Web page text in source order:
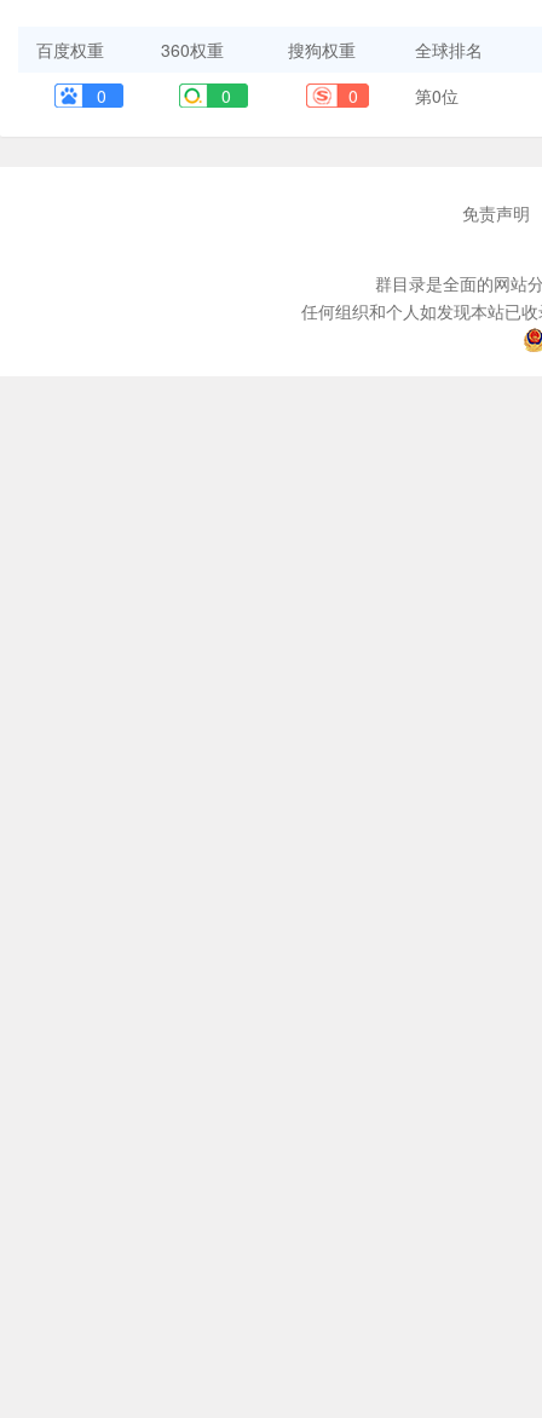
百度权重 360权重 搜狗权重
全球排名
0
0 0 第0位
免责声明
群目录是全面的网站
任何组织和个人如发现本站已